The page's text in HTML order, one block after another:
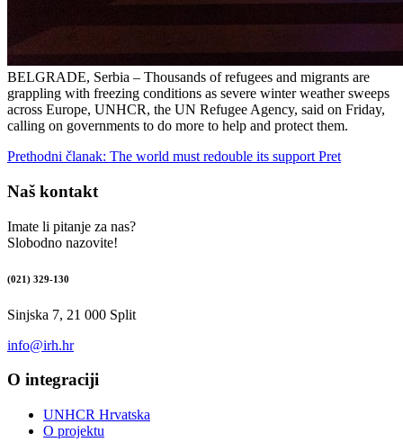
BELGRADE, Serbia – Thousands of refugees and migrants are
grappling with freezing conditions as severe winter weather sweeps
across Europe, UNHCR, the UN Refugee Agency, said on Friday,
calling on governments to do more to help and protect them.
Prethodni članak: The world must redouble its support Pret
Naš kontakt
Imate li pitanje za nas?
Slobodno nazovite!
(021) 329-130
Sinjska 7, 21 000 Split
info@irh.hr
O integraciji
UNHCR Hrvatska
O projektu